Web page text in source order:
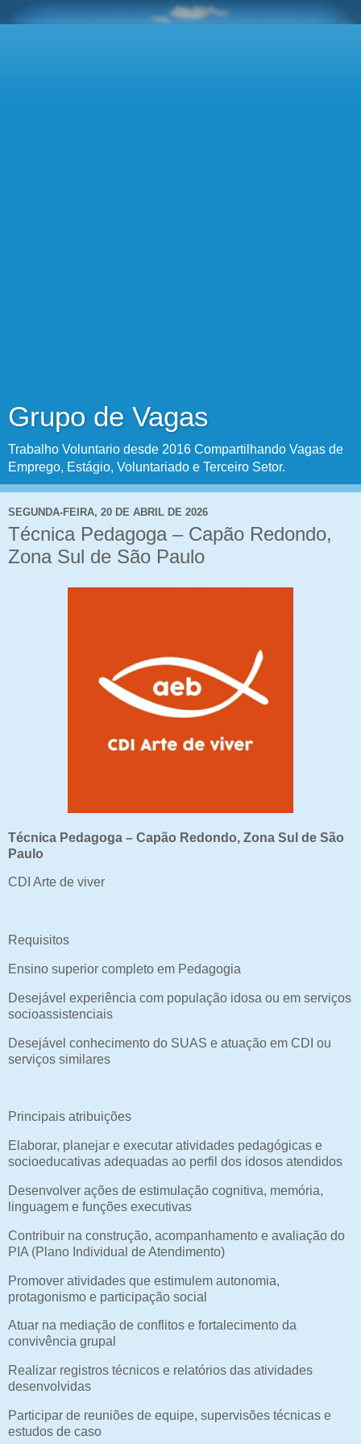
Grupo de Vagas
Trabalho Voluntario desde 2016 Compartilhando Vagas de
Emprego, Estágio, Voluntariado e Terceiro Setor.
SEGUNDA-FEIRA, 20 DE ABRIL DE 2026
Técnica Pedagoga – Capão Redondo,
Zona Sul de São Paulo
Técnica Pedagoga – Capão Redondo, Zona Sul de São
Paulo
CDI Arte de viver
Requisitos
Ensino superior completo em Pedagogia
Desejável experiência com população idosa ou em serviços
socioassistenciais
Desejável conhecimento do SUAS e atuação em CDI ou
serviços similares
Principais atribuições
Elaborar, planejar e executar atividades pedagógicas e
socioeducativas adequadas ao perfil dos idosos atendidos
Desenvolver ações de estimulação cognitiva, memória,
linguagem e funções executivas
Contribuir na construção, acompanhamento e avaliação do
PIA (Plano Individual de Atendimento)
Promover atividades que estimulem autonomia,
protagonismo e participação social
Atuar na mediação de conflitos e fortalecimento da
convivência grupal
Realizar registros técnicos e relatórios das atividades
desenvolvidas
Participar de reuniões de equipe, supervisões técnicas e
estudos de caso